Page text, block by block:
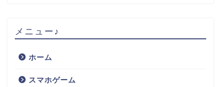
メニュー♪
ホーム
スマホゲーム